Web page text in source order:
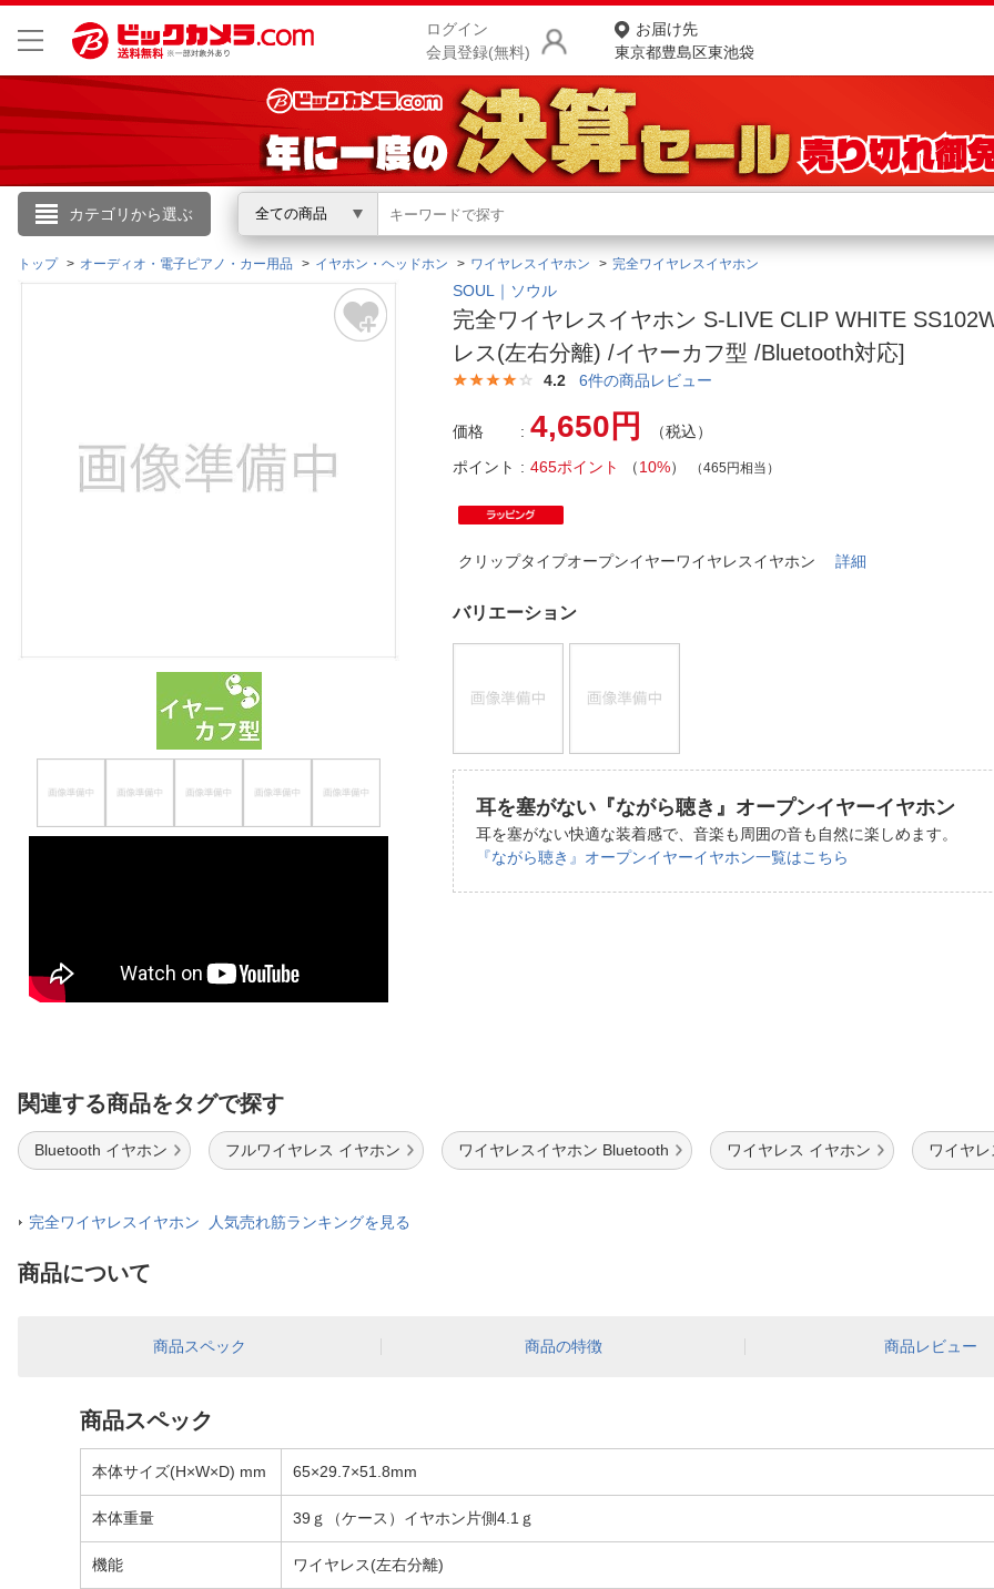
ログイン
会員登録(無料)
お届け先
東京都豊島区東池袋
カテゴリから選ぶ 全ての商品
こんにちは
ログイン
閲覧履歴
商品をさがす
ランキングからさがす
お客様サポート
ご利用ガイド
ご利用規約
トップ オーディオ・電子ピアノ・カー用品 イヤホン・ヘッドホン ワイヤレスイヤホン 完全ワイヤレスイヤホン
SOUL｜ソウル
完全ワイヤレスイヤホン S-LIVE CLIP WHITE
レス(左右分離) /イヤーカフ型 /Bluetooth対応]
4.2 6件の商品レビュー
価格 4,650円
（税込）
ポイント
465ポイント （10%） （465円相当）
クリップタイプオープンイヤーワイヤレスイヤホン詳細
バリエーション
耳を塞がない『ながら聴き』オープンイヤーイヤホン
耳を塞がない快適な装着感で、音楽も周囲の音も自然に楽しめます。
『ながら聴き』オープンイヤーイヤホン一覧はこちら
関連する商品をタグで探す
Bluetooth イヤホン フルワイヤレス イヤホン ワイヤレスイヤホン Bluetooth ワイヤレス イヤホン ワイヤ
完全ワイヤレスイヤホン 人気売れ筋ランキングを見る
商品について
商品スペック 商品の特徴 商品レビュー
商品スペック
本体サイズ(H×W×D) mm 65×29.7×51.8mm
本体重量 39ｇ（ケース）イヤホン片側4.1ｇ
機能 ワイヤレス(左右分離)